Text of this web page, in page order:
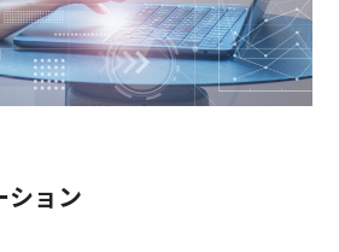
ション